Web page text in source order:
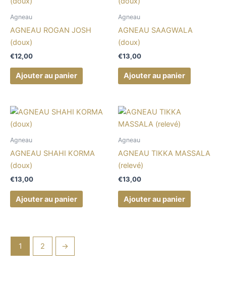
Agneau
AGNEAU ROGAN JOSH
(doux)
€12,00
Ajouter au panier
Agneau
AGNEAU SAAGWALA
(doux)
€13,00
Ajouter au panier
Agneau
AGNEAU SHAHI KORMA
(doux)
€13,00
Ajouter au panier
Agneau
AGNEAU TIKKA MASSALA
(relevé)
€13,00
Ajouter au panier
1 2 →